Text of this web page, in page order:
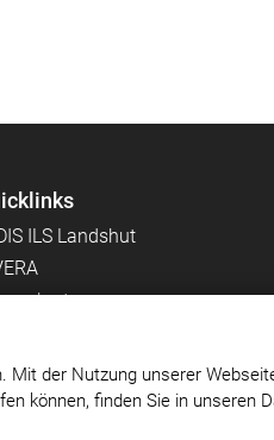
ILS Landshut
der Nutzung unserer
können, finden Sie in unseren